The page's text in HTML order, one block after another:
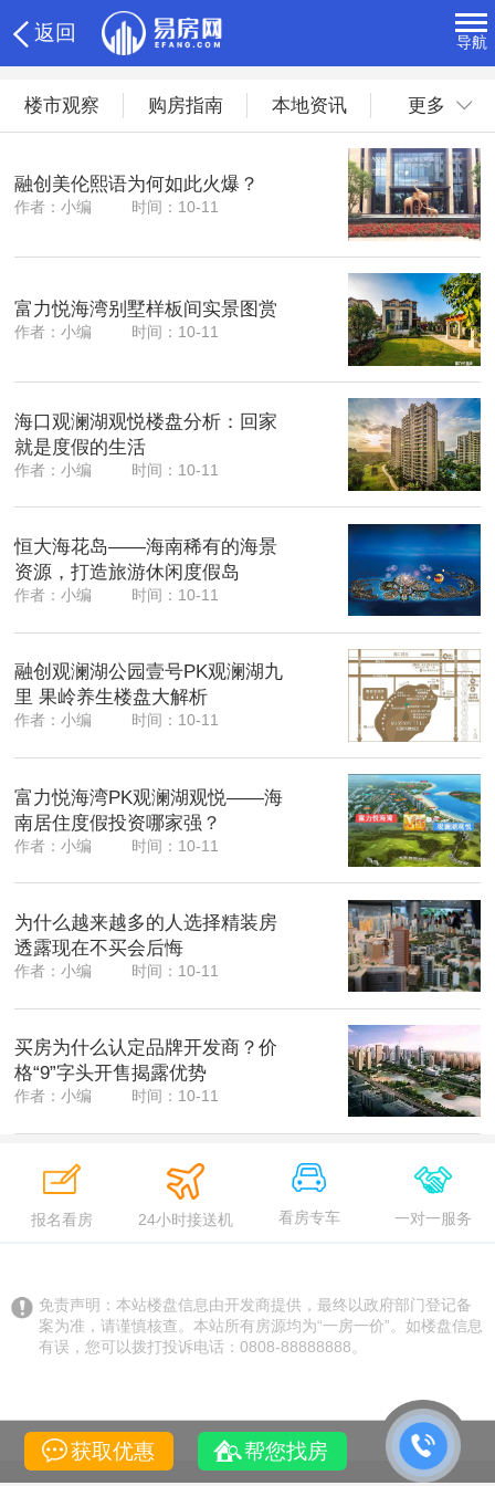
返回 导航
楼市观察 购房指南 本地资讯 更多
融创美伦熙语为何如此火爆？
作者：小编 时间：10-11
富力悦海湾别墅样板间实景图赏
作者：小编 时间：10-11
海口观澜湖观悦楼盘分析：回家
就是度假的生活
作者：小编 时间：10-11
恒大海花岛——海南稀有的海景
资源，打造旅游休闲度假岛
作者：小编 时间：10-11
融创观澜湖公园壹号PK观澜湖九
里 果岭养生楼盘大解析
作者：小编 时间：10-11
富力悦海湾PK观澜湖观悦——海
南居住度假投资哪家强？
作者：小编 时间：10-11
为什么越来越多的人选择精装房
透露现在不买会后悔
作者：小编 时间：10-11
买房为什么认定品牌开发商？价
格“9”字头开售揭露优势
作者：小编 时间：10-11
报名看房 24小时接送机 看房专车 一对一服务
免责声明：本站楼盘信息由开发商提供，最终以政府部门登记备
案为准，请谨慎核查。本站所有房源均为“一房一价”。如楼盘信息
有误，您可以拨打投诉电话：0808-88888888。
获取优惠 帮您找房